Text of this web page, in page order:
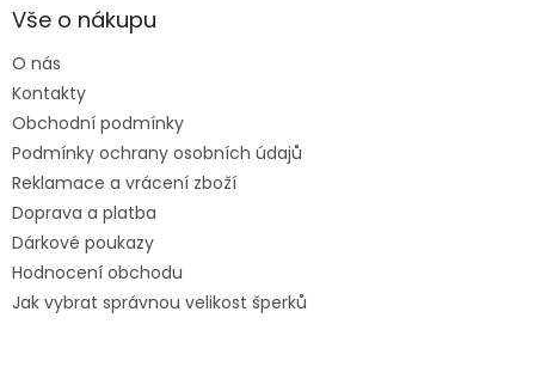
aVše o nákupu
O nás
Kontakty
Obchodní podmínky
Podmínky ochrany osobních údajů
Reklamace a vrácení zboží
Doprava a platba
Dárkové poukazy
Hodnocení obchodu
Jak vybrat správnou velikost šperků